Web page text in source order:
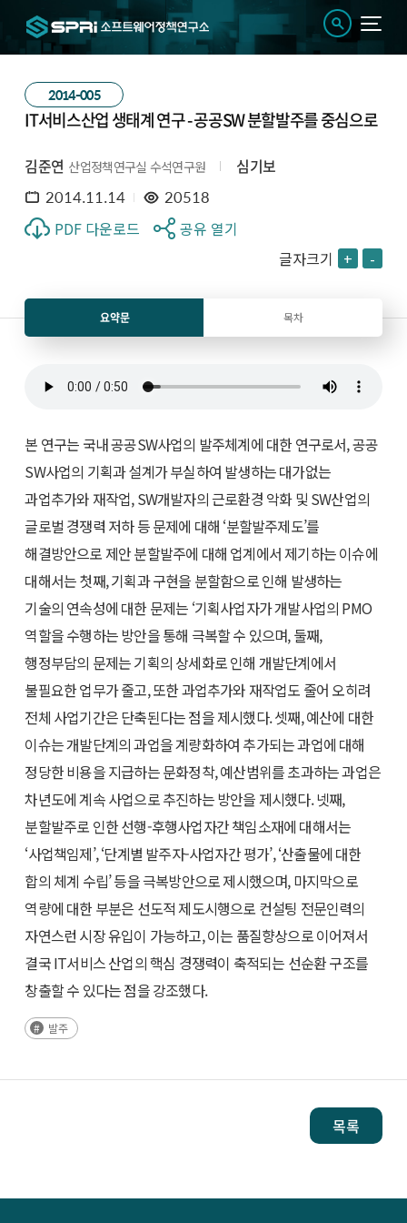
2014-005
IT서비스산업 생태계 연구 - 공공SW 분할발주를 중심으로
김준연 산업정책연구실 수석연구원 심기보
2014.11.14 20518
PDF 다운로드
공유 열기
글자크기 + -
요약문 목차
본 연구는 국내 공공SW사업의 발주체계에 대한 연구로서, 공공
SW사업의 기획과 설계가 부실하여 발생하는 대가없는
과업추가와 재작업, SW개발자의 근로환경 악화 및 SW산업의
글로벌 경쟁력 저하 등 문제에 대해 ‘분할발주제도’를
해결방안으로 제안 분할발주에 대해 업계에서 제기하는 이슈에
대해서는 첫째, 기획과 구현을 분할함으로 인해 발생하는
기술의 연속성에 대한 문제는 ‘기획사업자가 개발사업의 PMO
역할을 수행하는 방안을 통해 극복할 수 있으며, 둘째,
행정부담의 문제는 기획의 상세화로 인해 개발단계에서
불필요한 업무가 줄고, 또한 과업추가와 재작업도 줄어 오히려
전체 사업기간은 단축된다는 점을 제시했다. 셋째, 예산에 대한
이슈는 개발단계의 과업을 계량화하여 추가되는 과업에 대해
정당한 비용을 지급하는 문화정착, 예산범위를 초과하는 과업은
차년도에 계속 사업으로 추진하는 방안을 제시했다. 넷째,
분할발주로 인한 선행-후행사업자간 책임소재에 대해서는
‘사업책임제’, ‘단계별 발주자-사업자간 평가’, ‘산출물에 대한
합의 체계 수립’ 등을 극복방안으로 제시했으며, 마지막으로
역량에 대한 부분은 선도적 제도시행으로 컨설팅 전문인력의
자연스런 시장 유입이 가능하고, 이는 품질향상으로 이어져서
결국 IT서비스 산업의 핵심 경쟁력이 축적되는 선순환 구조를
창출할 수 있다는 점을 강조했다.
발주
목록